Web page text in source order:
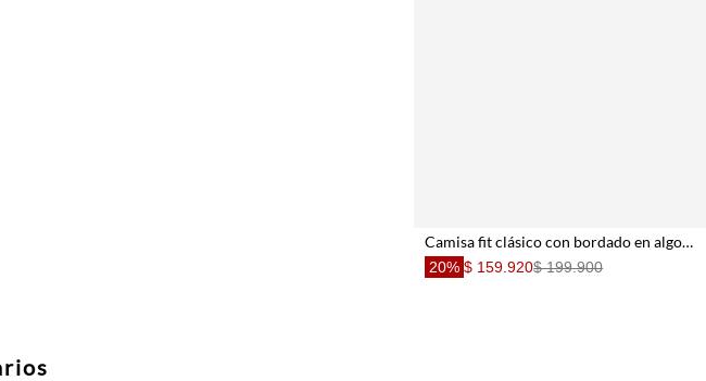
Camisa fit clásico con bordado en algodón azul para hombre
20% $ 159.920$ 199.900